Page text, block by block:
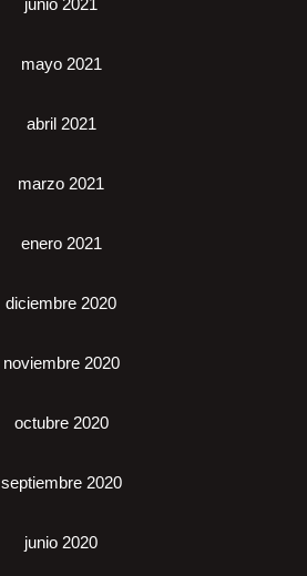
junio 2021
mayo 2021
abril 2021
marzo 2021
enero 2021
diciembre 2020
noviembre 2020
octubre 2020
septiembre 2020
junio 2020